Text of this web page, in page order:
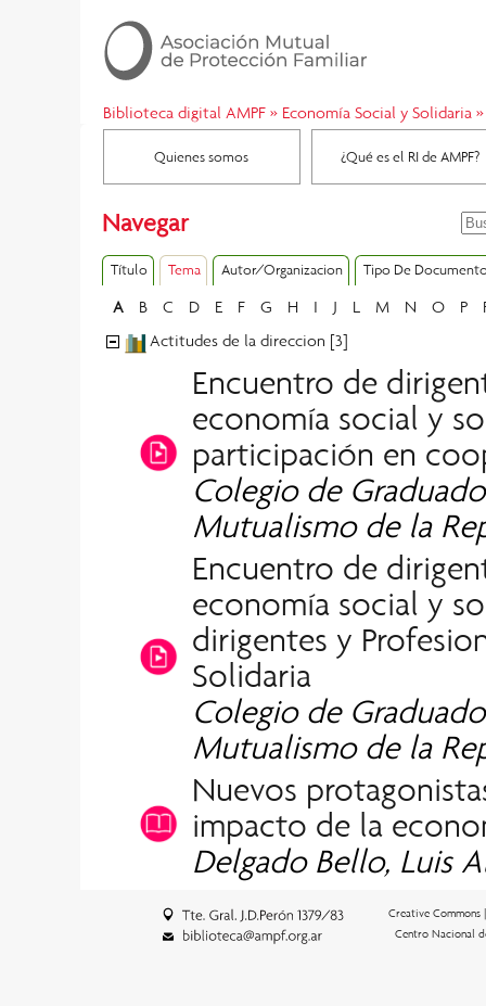
Biblioteca digital AMPF» Economía Social y Solidaria »
Quienes somos ¿Qué es el RI de AMPF?
Navegar
Título Tema Autor/Organizacion Tipo De
A B C D E F G H I J L M N O P
Actitudes de la direccion [3]
Encuentro de
economía social y
participación en
Colegio de
Mutualismo de la
Encuentro de
economía social y
dirigentes y
Solidaria
Colegio de
Mutualismo de la
Nuevos
impacto de la
Delgado Bello, Luis
Creative Commons
Centro Nacional